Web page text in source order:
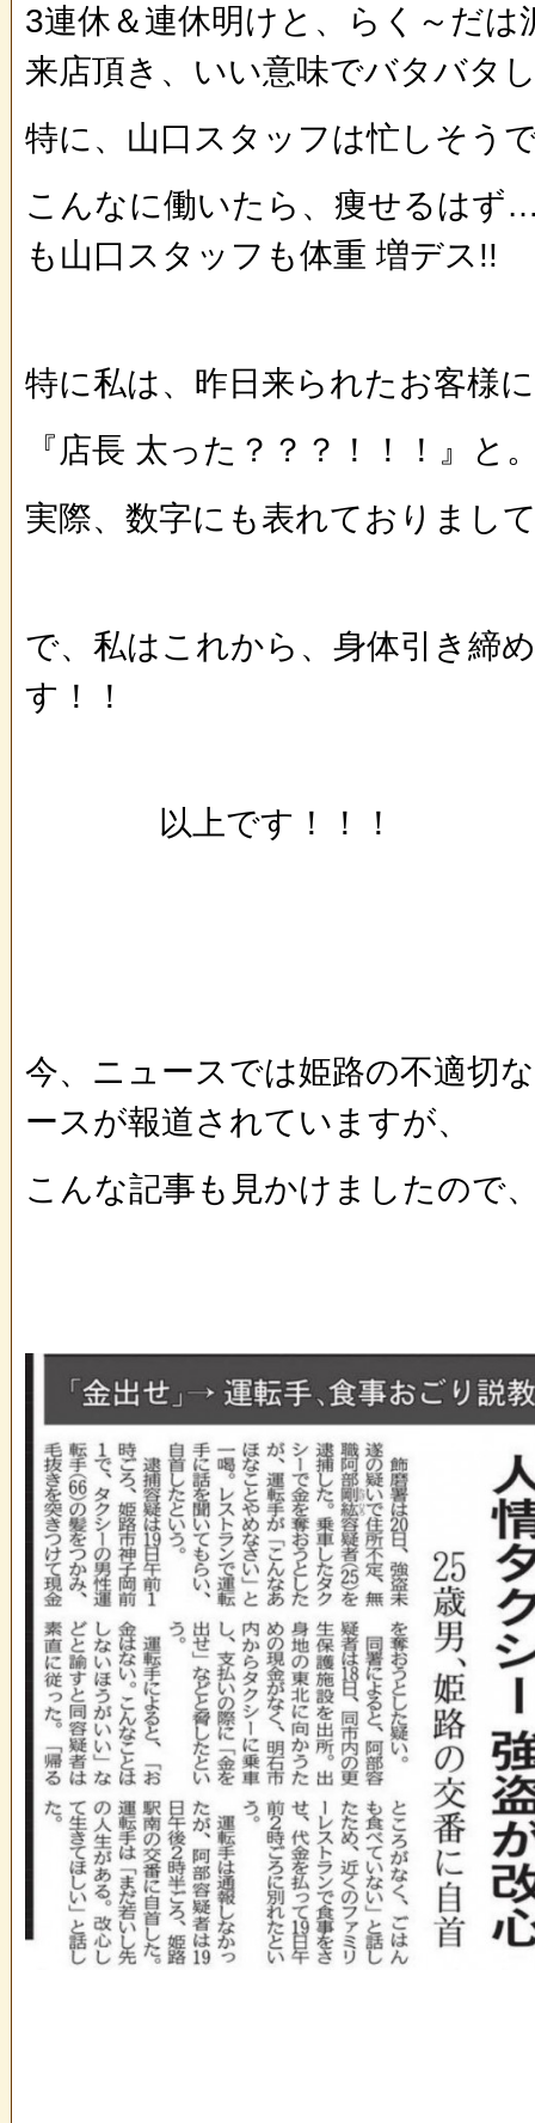
3連休＆連休明けと、らく～だは
来店頂き、いい意味でバタバタ
特に、山口スタッフは忙しそう
こんなに働いたら、痩せるはず
も山口スタッフも体重 増デス!!
特に私は、昨日来られたお客様
『店長 太った？？？！！！』と
実際、数字にも表れておりまし
で、私はこれから、身体引き締
す！！
以上です！！！
今、ニュースでは姫路の不適切
ースが報道されていますが、
こんな記事も見かけましたので